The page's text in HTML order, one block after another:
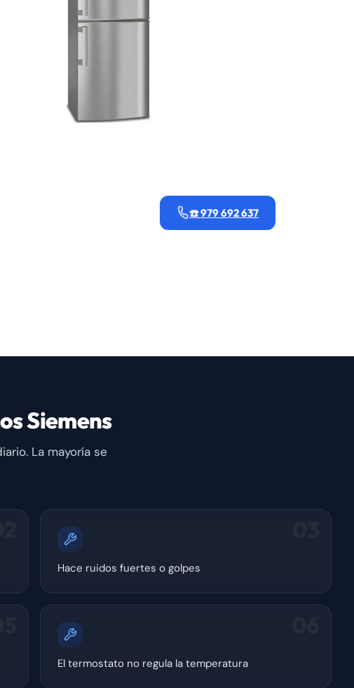
☎️ 979 692 637
Siemens
La mayoría se
Hace ruidos fuertes o golpes
El termostato no regula la temperatura